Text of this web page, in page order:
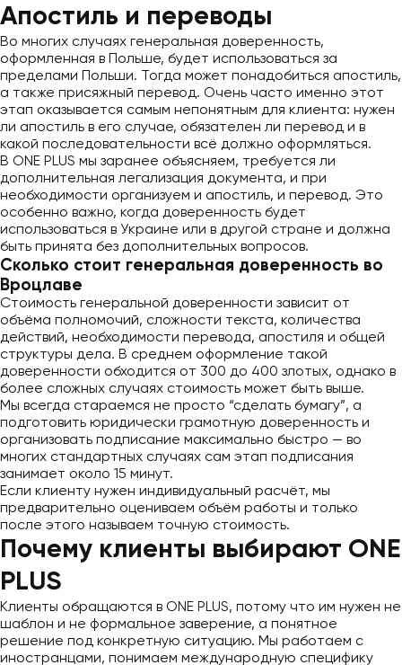
Апостиль и переводы
Во многих случаях генеральная доверенность,
оформленная в Польше, будет использоваться за
пределами Польши. Тогда может понадобиться апостиль,
а также присяжный перевод. Очень часто именно этот
этап оказывается самым непонятным для клиента: нужен
ли апостиль в его случае, обязателен ли перевод и в
какой последовательности всё должно оформляться.
В ONE PLUS мы заранее объясняем, требуется ли
дополнительная легализация документа, и при
необходимости организуем и апостиль, и перевод. Это
особенно важно, когда доверенность будет
использоваться в Украине или в другой стране и должна
быть принята без дополнительных вопросов.
Сколько стоит генеральная доверенность во
Вроцлаве
Стоимость генеральной доверенности зависит от
объёма полномочий, сложности текста, количества
действий, необходимости перевода, апостиля и общей
структуры дела. В среднем оформление такой
доверенности обходится от 300 до 400 злотых, однако в
более сложных случаях стоимость может быть выше.
Мы всегда стараемся не просто “сделать бумагу”, а
подготовить юридически грамотную доверенность и
организовать подписание максимально быстро — во
многих стандартных случаях сам этап подписания
занимает около 15 минут.
Если клиенту нужен индивидуальный расчёт, мы
предварительно оцениваем объём работы и только
после этого называем точную стоимость.
Почему клиенты выбирают ONE
PLUS
Клиенты обращаются в ONE PLUS, потому что им нужен не
шаблон и не формальное заверение, а понятное
решение под конкретную ситуацию. Мы работаем с
иностранцами, понимаем международную специфику